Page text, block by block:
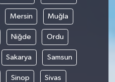
Mersin Muğla
Niğde Ordu
Sakarya Samsun
Sinop Sivas